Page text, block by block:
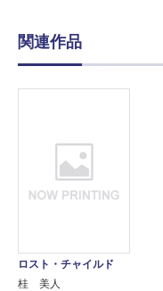
関連作品
ロスト・チャイルド
桂 美人